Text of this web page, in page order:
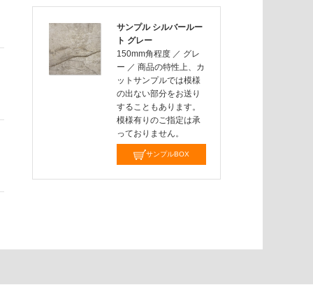
サンプル シルバールー
ト グレー
150mm角程度 ／ グレ
ー ／ 商品の特性上、カ
ットサンプルでは模様
の出ない部分をお送り
することもあります。
模様有りのご指定は承
っておりません。
サンプルBOX